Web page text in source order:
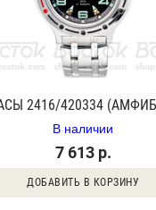
2416/420334
В наличии
7 613 р.
ДОБАВИТЬ В КОРЗИНУ